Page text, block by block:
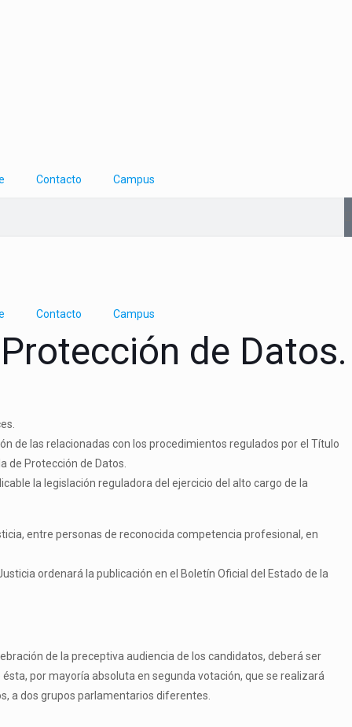
Contacto Campus
Contacto Campus
de Datos.
de las relacionadas con los procedimientos regulados por el Título
de Protección de Datos.
la legislación reguladora del ejercicio del alto cargo de la
entre personas de reconocida competencia profesional, en
ordenará la publicación en el Boletín Oficial del Estado de la
de la preceptiva audiencia de los candidatos, deberá ser
por mayoría absoluta en segunda votación, que se realizará
a dos grupos parlamentarios diferentes.